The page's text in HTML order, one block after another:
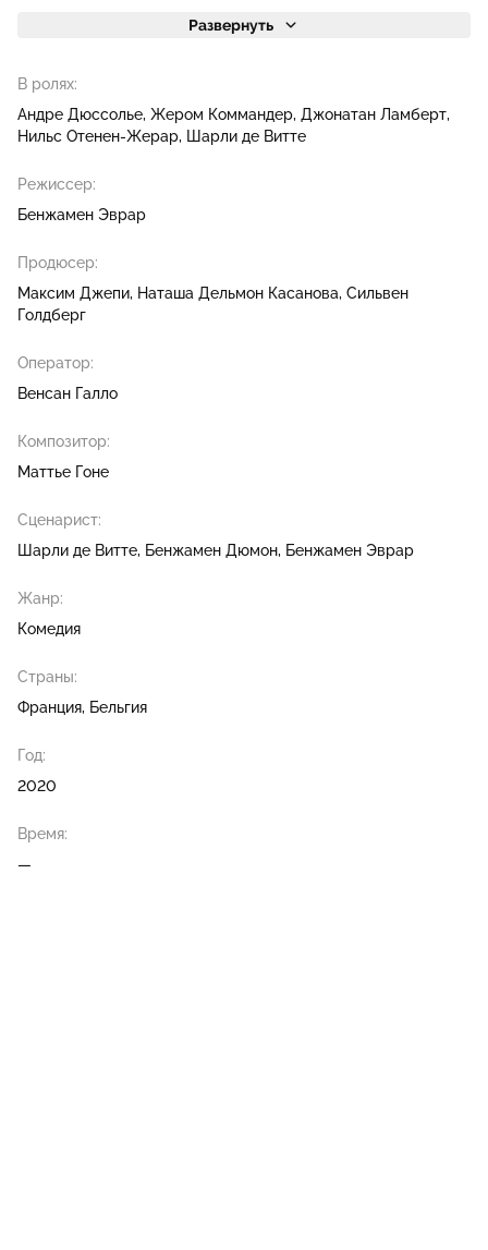
Развернуть
В ролях:
Андре Дюссолье Жером Коммандер Джонатан Ламберт
Нильс Отенен-Жерар Шарли де Витте
Режиссер:
Бенжамен Эврар
Продюсер:
Максим Джепи Наташа Дельмон Касанова Сильвен
Голдберг
Оператор:
Венсан Галло
Композитор:
Маттье Гоне
Сценарист:
Шарли де Витте Бенжамен Дюмон Бенжамен Эврар
Жанр:
Комедия
Страны:
Франция, Бельгия
Год:
2020
Время:
—